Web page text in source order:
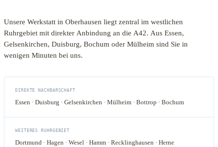
Unsere Werkstatt in Oberhausen liegt zentral im westlichen
Ruhrgebiet mit direkter Anbindung an die A42. Aus Essen,
Gelsenkirchen, Duisburg, Bochum oder Mülheim sind Sie in
wenigen Minuten bei uns.
DIREKTE NACHBARSCHAFT
Essen · Duisburg · Gelsenkirchen · Mülheim · Bottrop · Bochum
WEITERES RUHRGEBIET
Dortmund · Hagen · Wesel · Hamm · Recklinghausen · Herne